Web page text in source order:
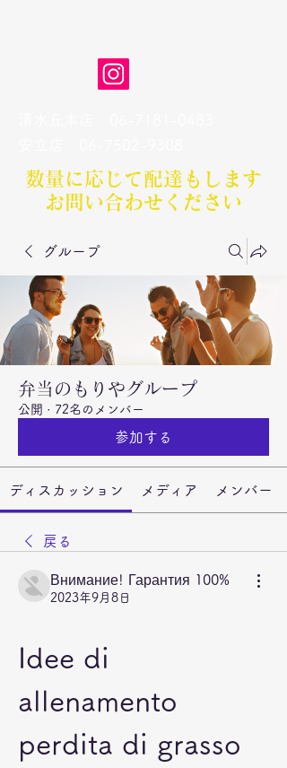
数量に応じて配達もします​
お問い合わせください
グループ
弁当のもりやグループ
公開 · 72名のメンバー
参加する
ディスカッション メディア メンバー
戻る
Внимание! Гарантия 100%
2023年9月8日
Idee di
allenamento
perdita di grasso